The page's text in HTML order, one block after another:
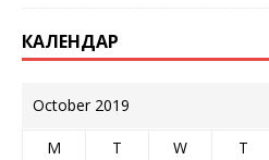
КАЛЕНДАР
October 2019
M T W T